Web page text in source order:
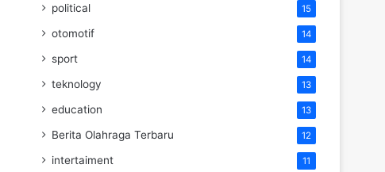
political 15
otomotif 14
sport 14
teknology 13
education 13
Berita Olahraga Terbaru 12
intertaiment 11